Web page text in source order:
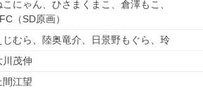
こにゃん、ひさまくまこ、倉澤もこ、
（SD原画）
じむら、陸奥竜介、日景野もぐら、玲
川茂伸
間江望